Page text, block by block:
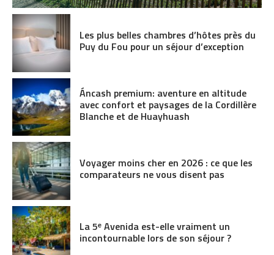
Les plus belles chambres d’hôtes près du
Puy du Fou pour un séjour d’exception
Áncash premium: aventure en altitude
avec confort et paysages de la Cordillère
Blanche et de Huayhuash
Voyager moins cher en 2026 : ce que les
comparateurs ne vous disent pas
La 5ᵉ Avenida est-elle vraiment un
incontournable lors de son séjour ?